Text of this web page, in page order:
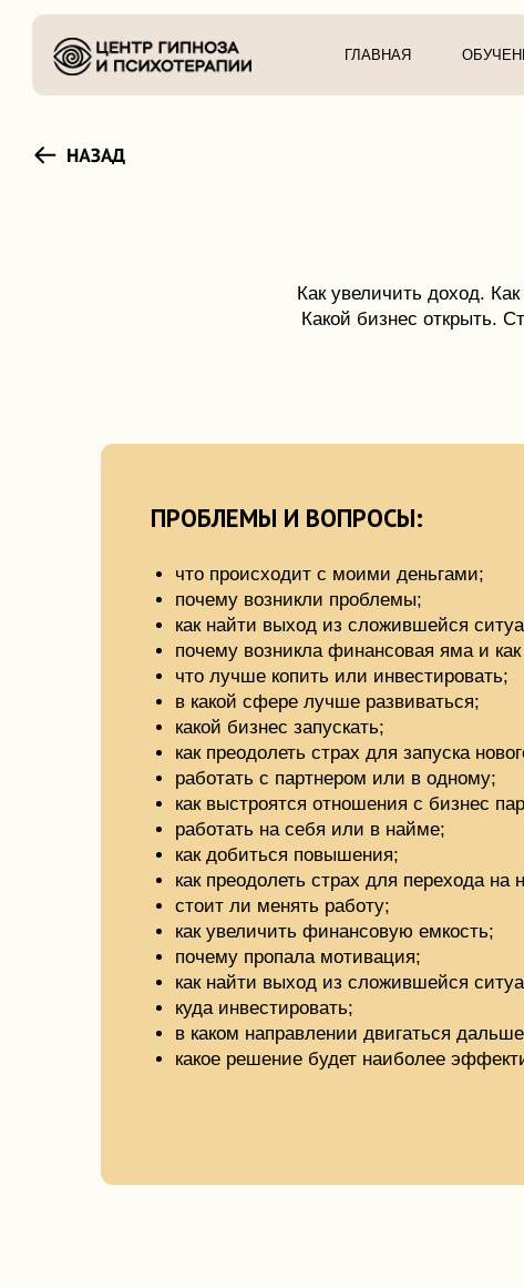
ГЛАВНАЯ ОБУЧЕНИЕ
Как увеличить доход. Как
Какой бизнес открыть. Стоит
что происходит с моими деньгами;
почему возникла финансовая яма и как из нее
что лучше копить или инвестировать;
в какой сфере лучше развиваться;
какой бизнес запускать;
как преодолеть страх для запуска нового
работать с партнером или в одному;
как выстроятся отношения с бизнес партнером;
работать на себя или в найме;
как добиться повышения;
как преодолеть страх для перехода на новую
стоит ли менять работу;
как увеличить финансовую емкость;
почему пропала мотивация;
как найти выход из сложившейся ситуации;
куда инвестировать;
в каком направлении двигаться дальше;
какое решение будет наиболее эффективным.